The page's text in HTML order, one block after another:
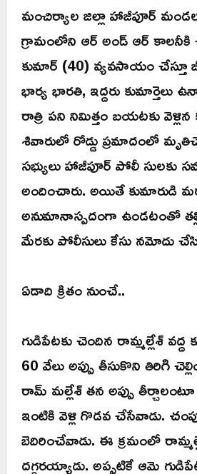
మంచిర్యాల జిల్లా హాజీపూర్
గ్రామంలోని ఆర్ అండ్ ఆర్
కుమార్ (40) వ్యవసాయం చేస్తూ
భార్య భారతి, ఇద్దరు కుమార్తెలు
రాత్రి పని నిమిత్తం బయటకు వెళ్లిన
శివారులో రోడ్డు ప్రమాదంలో
సభ్యులు హాజీపూర్ పోలీ
అందించారు. అయితే కుమారుడి
అనుమానాస్పదంగా ఉండటంతో తల్లి
మేరకు పోలీసులు కేసు నమోదు చేసి
ఏడాది క్రితం నుంచే..
గుడిపేటకు చెందిన రామ్మల్లేశ్
60 వేలు అప్పు తీసుకొని తిరిగి
రామ్ మల్లేశ్ తన అప్పు
ఇంటికి వెళ్లి గొడవ చేసేవాడు.
బెదిరించేవాడు. ఈ క్రమంలో
దగ్గరయ్యాడు. అప్పటికే ఆమె